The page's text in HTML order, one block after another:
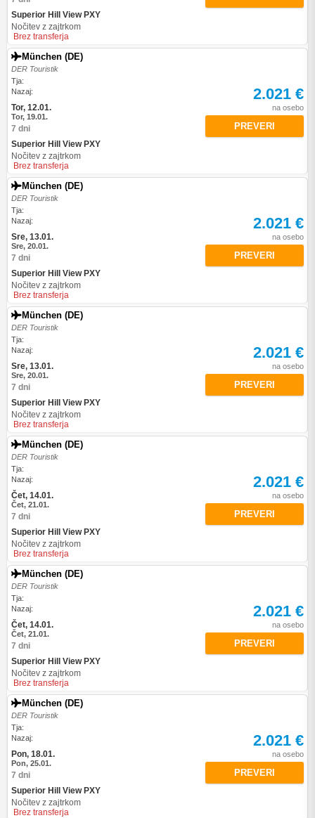
Superior Hill View PXY
Nočitev z zajtrkom
Brez transferja
München (DE)
DER Touristik
Tja:
Nazaj:
Tor, 12.01.
Tor, 19.01.
7 dni
Superior Hill View PXY
Nočitev z zajtrkom
Brez transferja
2.021 €
na osebo
PREVERI
München (DE)
DER Touristik
Tja:
Nazaj:
Sre, 13.01.
Sre, 20.01.
7 dni
Superior Hill View PXY
Nočitev z zajtrkom
Brez transferja
2.021 €
na osebo
PREVERI
München (DE)
DER Touristik
Tja:
Nazaj:
Sre, 13.01.
Sre, 20.01.
7 dni
Superior Hill View PXY
Nočitev z zajtrkom
Brez transferja
2.021 €
na osebo
PREVERI
München (DE)
DER Touristik
Tja:
Nazaj:
Čet, 14.01.
Čet, 21.01.
7 dni
Superior Hill View PXY
Nočitev z zajtrkom
Brez transferja
2.021 €
na osebo
PREVERI
München (DE)
DER Touristik
Tja:
Nazaj:
Čet, 14.01.
Čet, 21.01.
7 dni
Superior Hill View PXY
Nočitev z zajtrkom
Brez transferja
2.021 €
na osebo
PREVERI
München (DE)
DER Touristik
Tja:
Nazaj:
Pon, 18.01.
Pon, 25.01.
7 dni
Superior Hill View PXY
Nočitev z zajtrkom
Brez transferja
2.021 €
na osebo
PREVERI